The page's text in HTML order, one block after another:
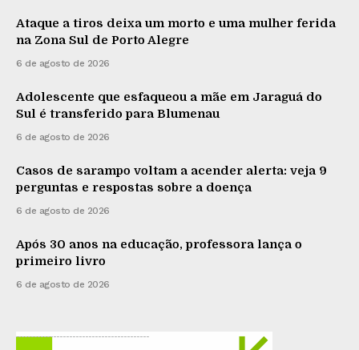
Ataque a tiros deixa um morto e uma mulher ferida
na Zona Sul de Porto Alegre
6 de agosto de 2026
Adolescente que esfaqueou a mãe em Jaraguá do
Sul é transferido para Blumenau
6 de agosto de 2026
Casos de sarampo voltam a acender alerta: veja 9
perguntas e respostas sobre a doença
6 de agosto de 2026
Após 30 anos na educação, professora lança o
primeiro livro
6 de agosto de 2026